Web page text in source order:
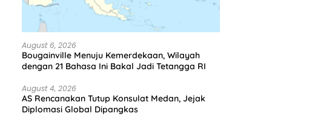
August 6, 2026
Bougainville Menuju Kemerdekaan, Wilayah
dengan 21 Bahasa Ini Bakal Jadi Tetangga RI
August 4, 2026
AS Rencanakan Tutup Konsulat Medan, Jejak
Diplomasi Global Dipangkas